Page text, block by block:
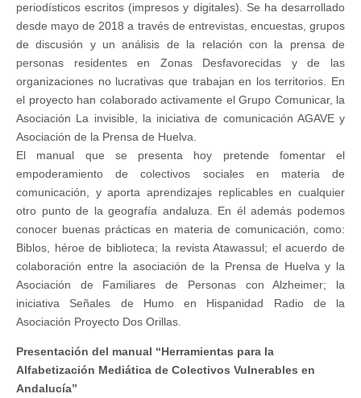
periodísticos escritos (impresos y digitales). Se ha desarrollado
desde mayo de 2018 a través de entrevistas, encuestas, grupos
de discusión y un análisis de la relación con la prensa de
personas residentes en Zonas Desfavorecidas y de las
organizaciones no lucrativas que trabajan en los territorios. En
el proyecto han colaborado activamente el Grupo Comunicar, la
Asociación La invisible, la iniciativa de comunicación AGAVE y
Asociación de la Prensa de Huelva.
El manual que se presenta hoy pretende fomentar el
empoderamiento de colectivos sociales en materia de
comunicación, y aporta aprendizajes replicables en cualquier
otro punto de la geografía andaluza. En él además podemos
conocer buenas prácticas en materia de comunicación, como:
Biblos, héroe de biblioteca; la revista Atawassul; el acuerdo de
colaboración entre la asociación de la Prensa de Huelva y la
Asociación de Familiares de Personas con Alzheimer; la
iniciativa Señales de Humo en Hispanidad Radio de la
Asociación Proyecto Dos Orillas.
Presentación del manual “Herramientas para la
Alfabetización Mediática de Colectivos Vulnerables en
Andalucía”